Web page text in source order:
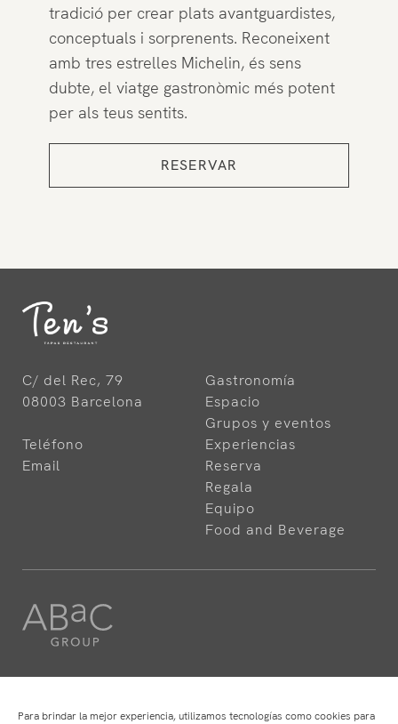
Para brindar la mejor experiencia, utilizamos tecnologías como cookies para
tradició per crear plats avantguardistes,
conceptuals i sorprenents. Reconeixent
amb tres estrelles Michelin, és sens
dubte, el viatge gastronòmic més potent
per als teus sentits.
RESERVAR
C/ del Rec, 79
08003 Barcelona
Teléfono
Email
Gastronomía
Espacio
Grupos y eventos
Experiencias
Reserva
Regala
Equipo
Food and Beverage